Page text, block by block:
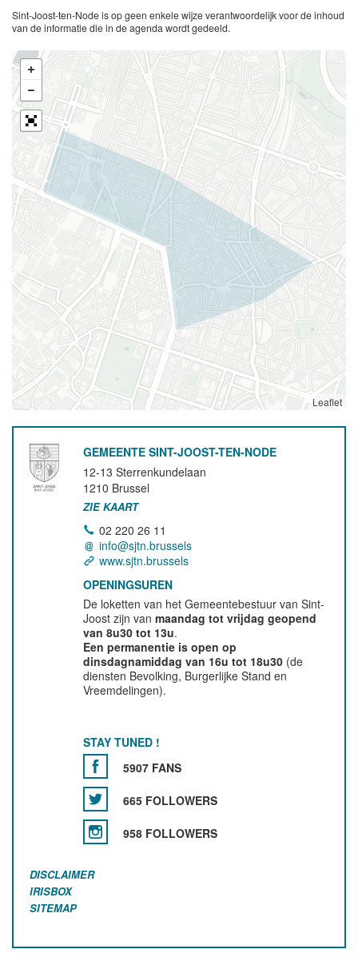
Sint-Joost-ten-Node is op geen enkele wijze verantwoordelijk voor de inhoud
van de informatie die in de agenda wordt gedeeld.
Leaflet
GEMEENTE SINT-JOOST-TEN-NODE
12-13 Sterrenkundelaan
1210 Brussel
ZIE KAART
02 220 26 11
info@sjtn.brussels
www.sjtn.brussels
OPENINGSUREN
De loketten van het Gemeentebestuur van Sint-
Joost zijn vanmaandag tot vrijdag geopend
van 8u30 tot 13u.
Een permanentie is open op
dinsdagnamiddag van 16u tot 18u30 (de
diensten Bevolking, Burgerlijke Stand en
Vreemdelingen).
STAY TUNED !
5907 FANS
665 FOLLOWERS
958 FOLLOWERS
DISCLAIMER
IRISBOX
SITEMAP